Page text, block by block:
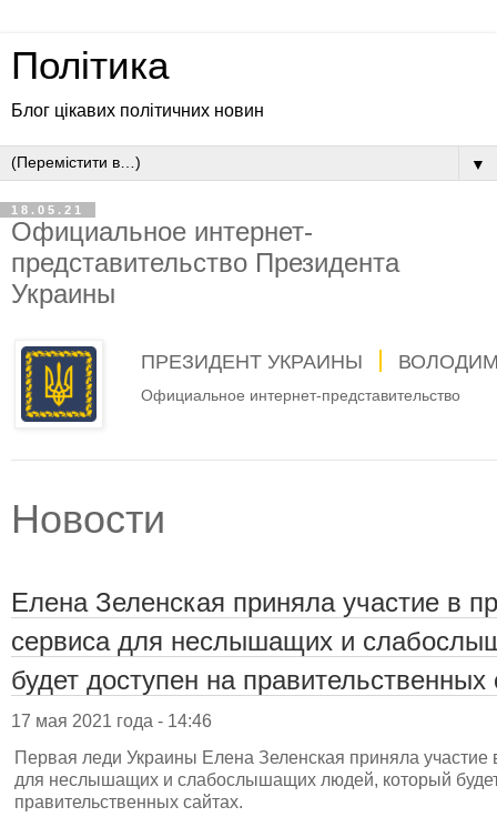
Політика
Блог цікавих політичних новин
▼
18.05.21
Официальное интернет-
представительство Президента
Украины
ПРЕЗИДЕНТ УКРАИНЫ
Официальное интернет-представительство
Новости
Елена Зеленская приняла участие в
сервиса для неслышащих и
будет доступен на правительственных
17 мая 2021 года - 14:46
Первая леди Украины Елена Зеленская приняла участие
для неслышащих и слабослышащих людей, который
правительственных сайтах.